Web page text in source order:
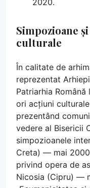
2020.
Simpozioane
culturale
În calitate de
reprezentat
Patriarhia
ori acțiuni
prezentând
vedere al Bisericii
simpozioanele
Creta) ― mai
privind opera de
Nicosia (Cipru) ―